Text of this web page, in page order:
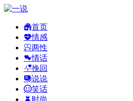
首页
情感
两性
情话
挽回
说说
笑话
时尚